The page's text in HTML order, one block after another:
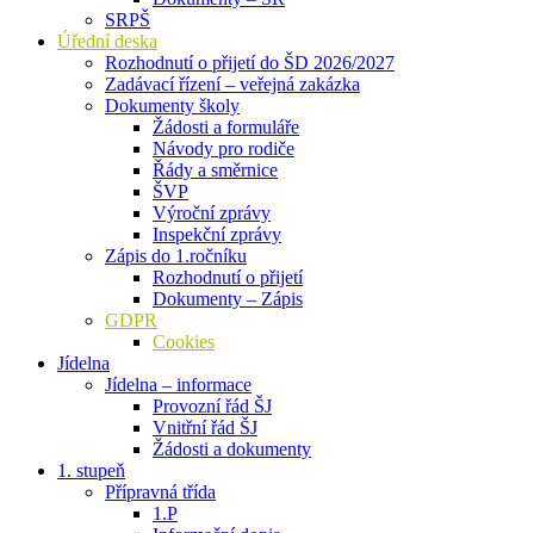
SRPŠ
Úřední deska
Rozhodnutí o přijetí do ŠD 2026/2027
Zadávací řízení – veřejná zakázka
Dokumenty školy
Žádosti a formuláře
Návody pro rodiče
Řády a směrnice
ŠVP
Výroční zprávy
Inspekční zprávy
Zápis do 1.ročníku
Rozhodnutí o přijetí
Dokumenty – Zápis
GDPR
Cookies
Jídelna
Jídelna – informace
Provozní řád ŠJ
Vnitřní řád ŠJ
Žádosti a dokumenty
1. stupeň
Přípravná třída
1.P